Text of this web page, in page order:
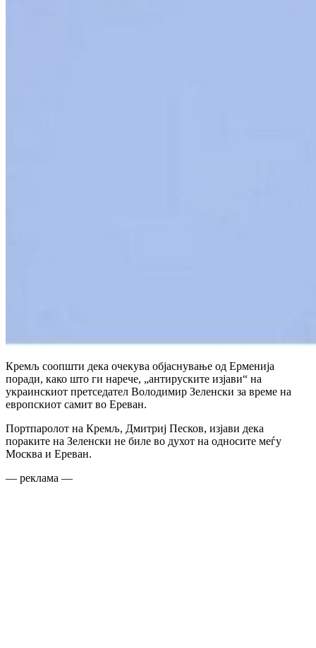
Кремљ соопшти дека очекува објаснување од Ерменија
поради, како што ги нарече, „антируските изјави“ на
украинскиот претседател Володимир Зеленски за време на
европскиот самит во Ереван.
Портпаролот на Кремљ, Дмитриј Песков, изјави дека
пораките на Зеленски не биле во духот на односите меѓу
Москва и Ереван.
— реклама —